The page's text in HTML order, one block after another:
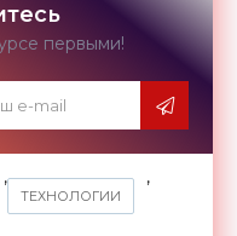
первыми!
,
ТЕХНОЛОГИИ
,